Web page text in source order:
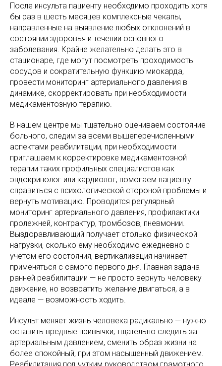
После инсульта пациенту необходимо проходить хотя
бы раз в шесть месяцев комплексные чекапы,
направленные на выявление любых отклонений в
состоянии здоровья и течении основного
заболевания. Крайне желательно делать это в
стационаре, где могут посмотреть проходимость
сосудов и сократительную функцию миокарда,
провести мониторинг артериального давления в
динамике, скорректировать при необходимости
медикаментозную терапию.
В нашем центре мы тщательно оцениваем состояние
больного, следим за всеми вышеперечисленными
аспектами реабилитации, при необходимости
приглашаем к корректировке медикаментозной
терапии таких профильных специалистов как
эндокринолог или кардиолог, помогаем пациенту
справиться с психологической стороной проблемы и
вернуть мотивацию. Проводится регулярный
мониторинг артериального давления, профилактики
пролежней, контрактур, тромбозов, пневмонии.
Выздоравливающий получает столько физической
нагрузки, сколько ему необходимо ежедневно с
учетом его состояния, вертикализация начинает
применяться с самого первого дня. Главная задача
ранней реабилитации — не просто вернуть человеку
движение, но возвратить желание двигаться, а в
идеале — возможность ходить.
Инсульт меняет жизнь человека радикально — нужно
оставить вредные привычки, тщательно следить за
артериальным давлением, сменить образ жизни на
более спокойный, при этом насыщенный движением.